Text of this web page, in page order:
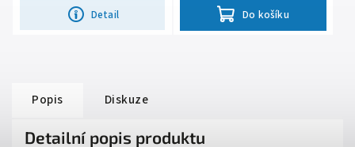
Detail Do košíku
Popis Diskuze
Detailní popis produktu